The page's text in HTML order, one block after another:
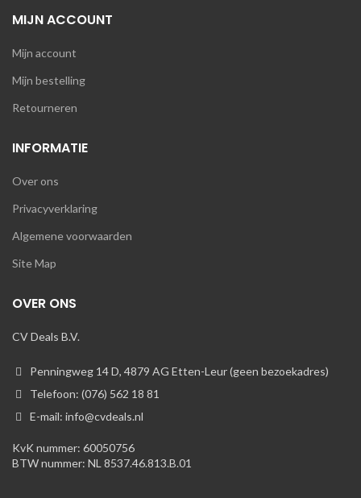
MIJN ACCOUNT
Mijn account
Mijn bestelling
Retourneren
INFORMATIE
Over ons
Privacyverklaring
Algemene voorwaarden
Site Map
OVER ONS
CV Deals B.V.
Penningweg 14 D, 4879 AG Etten-Leur (geen bezoekadres)
Telefoon: (076) 562 18 81
E-mail: info@cvdeals.nl
KvK nummer: 60050756
BTW nummer: NL 8537.46.813.B.01